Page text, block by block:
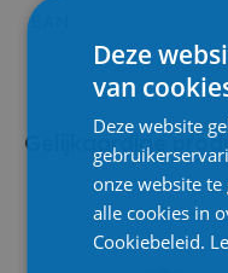
EAN
Gelijkaardige
Deze
van
Deze website
onze website
alle cookies in
Cookiebeleid.